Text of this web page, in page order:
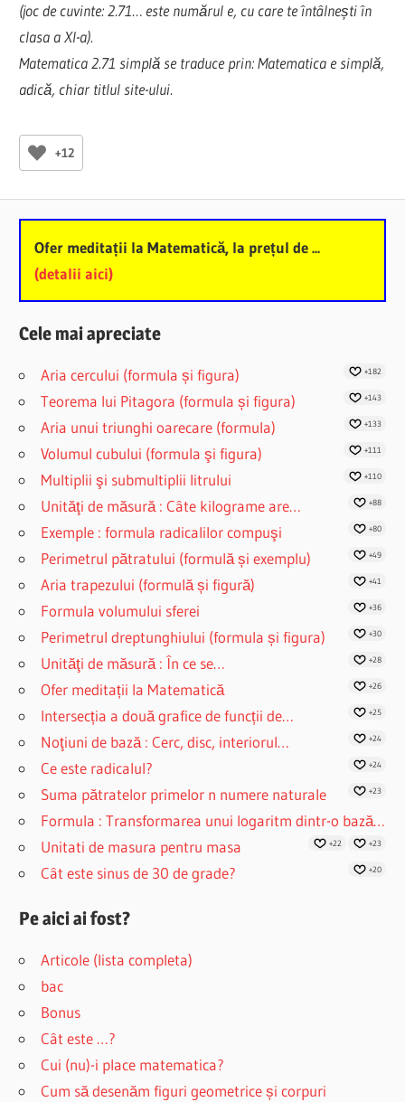
(joc de cuvinte: 2.71… este numărul e, cu care te întâlnești în
clasa a XI-a).
Matematica 2.71 simplă se traduce prin: Matematica e simplă,
adică, chiar titlul site-ului.
+12
Ofer meditații la Matematică, la prețul de ...
(detalii aici)
Cele mai apreciate
Aria cercului (formula și figura) +182
Teorema lui Pitagora (formula și figura) +143
Aria unui triunghi oarecare (formula) +133
Volumul cubului (formula şi figura) +111
Multiplii şi submultiplii litrului +110
Unităţi de măsură : Câte kilograme are… +88
Exemple : formula radicalilor compuşi +80
Perimetrul pătratului (formulă și exemplu) +49
Aria trapezului (formulă și figură) +41
Formula volumului sferei +36
Perimetrul dreptunghiului (formula și figura) +30
Unităţi de măsură : În ce se… +28
Ofer meditații la Matematică +26
Intersecția a două grafice de funcții de… +25
Noţiuni de bază : Cerc, disc, interiorul… +24
Ce este radicalul? +24
Suma pătratelor primelor n numere naturale +23
Formula : Transformarea unui logaritm dintr-o bază…
+23
Unitati de masura pentru masa +22
Cât este sinus de 30 de grade? +20
Pe aici ai fost?
Articole (lista completa)
bac
Bonus
Cât este …?
Cui (nu)-i place matematica?
Cum să desenăm figuri geometrice și corpuri